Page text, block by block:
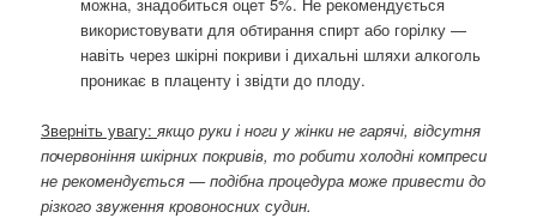
використовувати для обтирання спирт або горілку —
навіть через шкірні покриви і дихальні шляхи алкоголь
проникає в плаценту і звідти до плоду.
Зверніть увагу:якщо руки і ноги у жінки не гарячі, відсутня
почервоніння шкірних покривів, то робити холодні компреси
не рекомендується — подібна процедура може привести до
різкого звуження кровоносних судин.